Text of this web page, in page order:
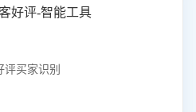
好评-智能工具
评买家识别